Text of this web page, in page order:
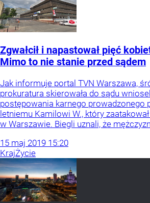
Zgwałcił i napastował pięć
Mimo to nie stanie przed sądem
Jak informuje portal TVN Warszawa,
prokuratura skierowała do sądu
postępowania karnego prowadzonego
letniemu Kamilowi W., który
w Warszawie. Biegli uznali, że
15 maj 2019 15:20
KrajŻycie